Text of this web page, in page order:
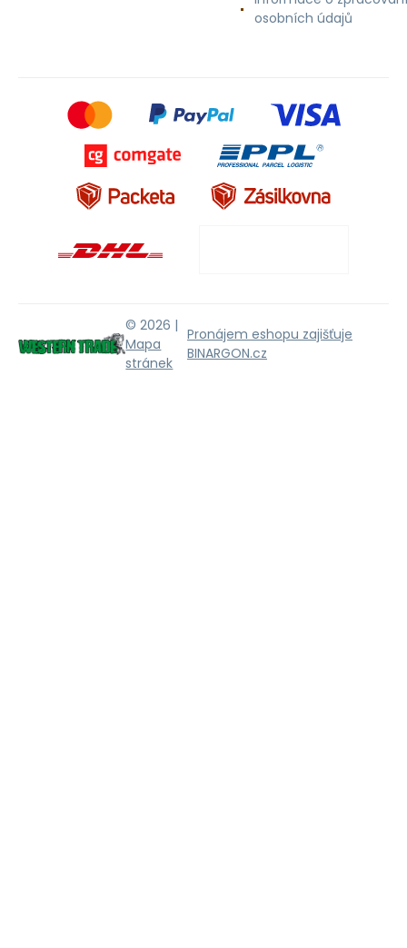
osobních údajů
© 2026 |
Mapa
stránek
Pronájem eshopu zajišťuje
BINARGON.cz